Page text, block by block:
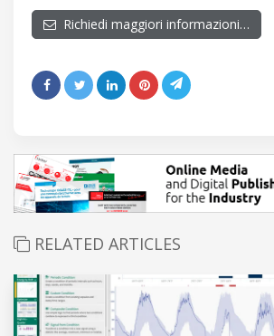
Richiedi maggiori informazioni…
RELATED ARTICLES